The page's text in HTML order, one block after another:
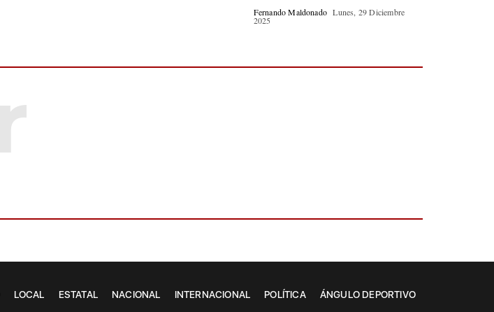
Fernando Maldonado Lunes, 29 Diciembre
2025
LOCAL ESTATAL NACIONAL INTERNACIONAL POLÍTICA ÁNGULO DEPORTIVO